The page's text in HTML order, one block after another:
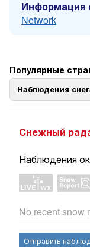
Информация
Network
Популярные
Наблюдения
Снежный
Наблюдения
No recent snow
Отправить